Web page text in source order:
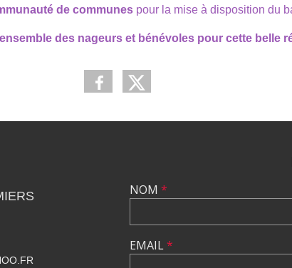
de communespour la mise à disposition du
des nageurs et bénévoles pour cette belle
NOM *
EMAIL*